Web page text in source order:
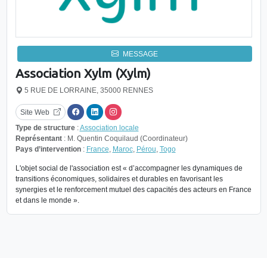
MESSAGE
Association Xylm (Xylm)
5 RUE DE LORRAINE, 35000 RENNES
Site Web
Type de structure:Association locale
Représentant: M. Quentin Coquilaud (Coordinateur)
Pays d’intervention: France, Maroc, Pérou, Togo
L'objet social de l'association est « d’accompagner les dynamiques de
transitions économiques, solidaires et durables en favorisant les
synergies et le renforcement mutuel des capacités des acteurs en France
et dans le monde ».